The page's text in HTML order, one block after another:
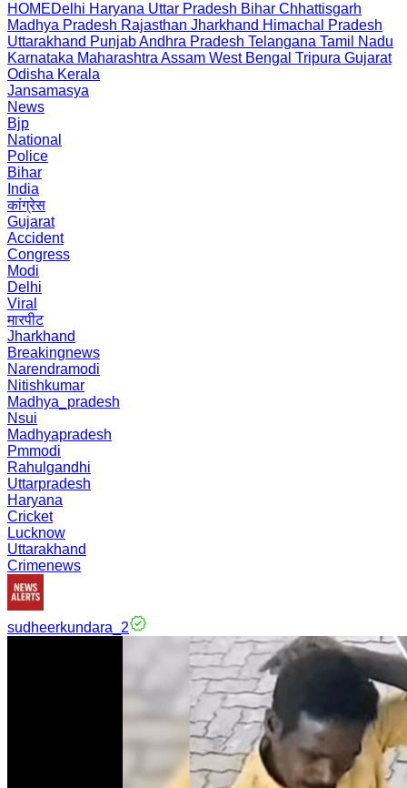
HOMEDelhi Haryana Uttar Pradesh Bihar Chhattisgarh
Madhya Pradesh Rajasthan Jharkhand Himachal Pradesh
Uttarakhand PunjabAndhra Pradesh Telangana Tamil Nadu
Karnataka Maharashtra Assam West Bengal Tripura Gujarat
Odisha Kerala
Jansamasya
News
Bjp
National
Police
Bihar
India
कांग्रेस
Gujarat
Accident
Congress
Modi
Delhi
Viral
मारपीट
Jharkhand
Breakingnews
Narendramodi
Nitishkumar
Madhya_pradesh
Nsui
Madhyapradesh
Pmmodi
Rahulgandhi
Uttarpradesh
Haryana
Cricket
Lucknow
Uttarakhand
Crimenews
sudheerkundara_2